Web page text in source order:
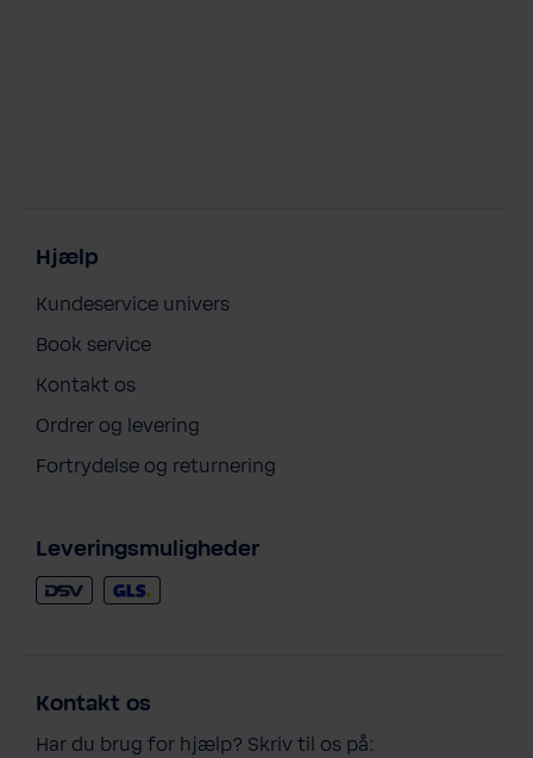
Hjælp
Kundeservice univers
Book service
Kontakt os
Ordrer og levering
Fortrydelse og returnering
Leveringsmuligheder
Kontakt os
Har du brug for hjælp? Skriv til os på: